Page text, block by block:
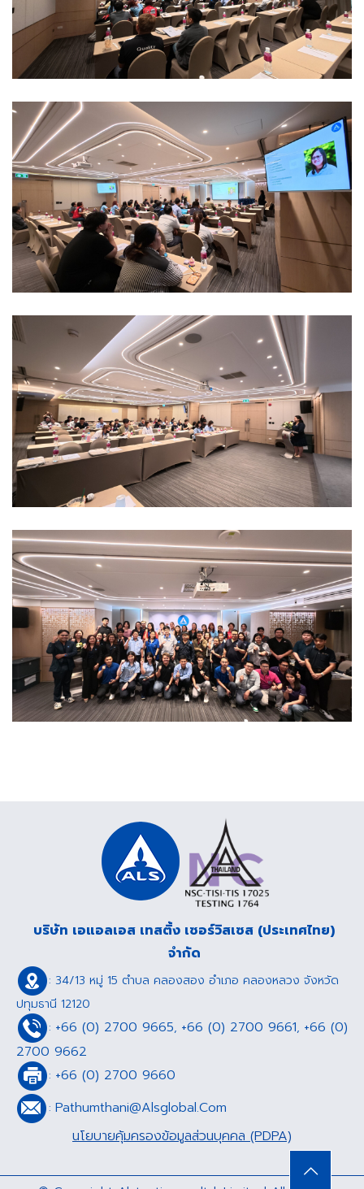
บริษัท เอแอลเอส เทสติ้ง เซอร์วิสเซส (ประเทศไทย)
จำกัด
: 34/13 หมู่ 15 ตำบล คลองสอง อำเภอ คลองหลวง จังหวัด
ปทุมธานี 12120
: +66 (0) 2700 9665, +66 (0) 2700 9661, +66 (0)
2700 9662
: +66 (0) 2700 9660
: Pathumthani@Alsglobal.Com
นโยบายคุ้มครองข้อมูลส่วนบุคคล (PDPA)